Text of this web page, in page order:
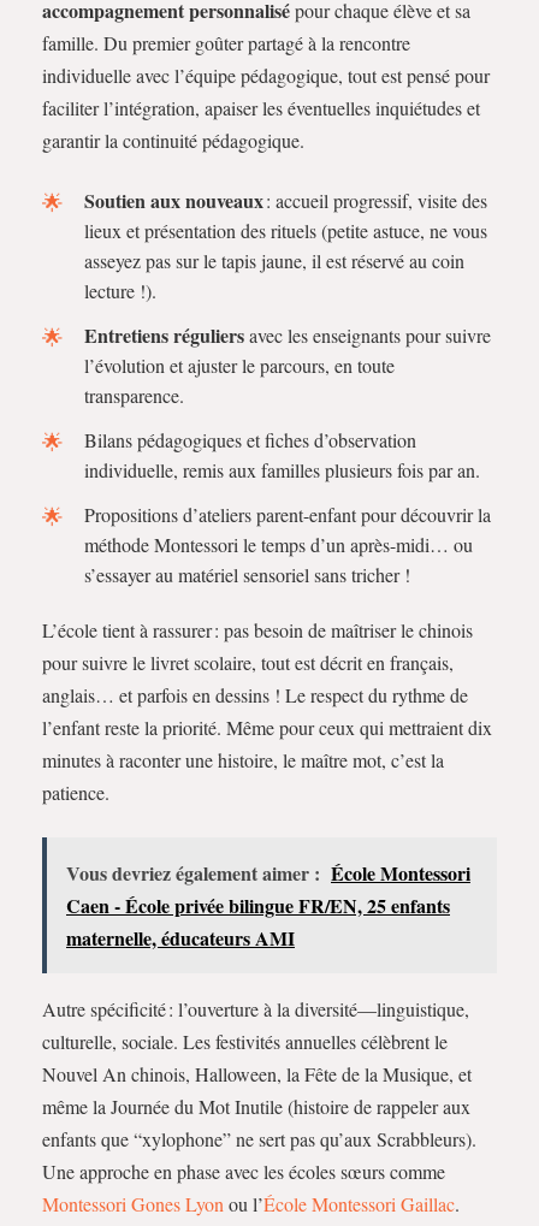
accompagnement personnalisépour chaque élève et sa
famille. Du premier goûter partagé à la rencontre
individuelle avec l’équipe pédagogique, tout est pensé pour
faciliter l’intégration, apaiser les éventuelles inquiétudes et
garantir la continuité pédagogique.
Soutien aux nouveaux: accueil progressif, visite des
lieux et présentation des rituels (petite astuce, ne vous
asseyez pas sur le tapis jaune, il est réservé au coin
lecture !).
Entretiens réguliersavec les enseignants pour suivre
l’évolution et ajuster le parcours, en toute
transparence.
Bilans pédagogiques et fiches d’observation
individuelle, remis aux familles plusieurs fois par an.
Propositions d’ateliers parent-enfant pour découvrir la
méthode Montessori le temps d’un après-midi… ou
s’essayer au matériel sensoriel sans tricher !
L’école tient à rassurer : pas besoin de maîtriser le chinois
pour suivre le livret scolaire, tout est décrit en français,
anglais… et parfois en dessins ! Le respect du rythme de
l’enfant reste la priorité. Même pour ceux qui mettraient dix
minutes à raconter une histoire, le maître mot, c’est la
patience.
Vous devriez également aimer : École Montessori
Caen - École privée bilingue FR/EN, 25 enfants
maternelle, éducateurs AMI
Autre spécificité : l’ouverture à la diversité—linguistique,
culturelle, sociale. Les festivités annuelles célèbrent le
Nouvel An chinois, Halloween, la Fête de la Musique, et
même la Journée du Mot Inutile (histoire de rappeler aux
enfants que “xylophone” ne sert pas qu’aux Scrabbleurs).
Une approche en phase avec les écoles sœurs comme
Montessori Gones Lyon ou l’École Montessori Gaillac.